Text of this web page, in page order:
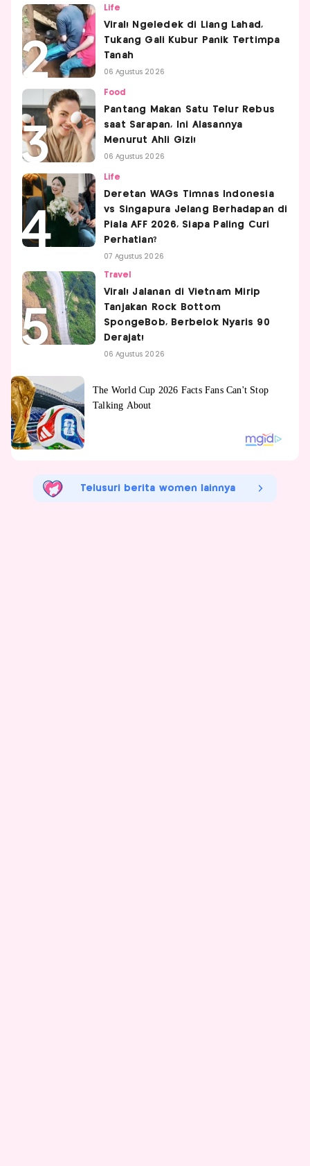
Life
Viral! Ngeledek di Liang Lahad,
Tukang Gali Kubur Panik Tertimpa
Tanah
06 Agustus 2026
Food
Pantang Makan Satu Telur Rebus
saat Sarapan, Ini Alasannya
Menurut Ahli Gizi!
06 Agustus 2026
Life
Deretan WAGs Timnas Indonesia
vs Singapura Jelang Berhadapan di
Piala AFF 2026, Siapa Paling Curi
Perhatian?
07 Agustus 2026
Travel
Viral! Jalanan di Vietnam Mirip
Tanjakan Rock Bottom
SpongeBob, Berbelok Nyaris 90
Derajat!
06 Agustus 2026
Telusuri berita women lainnya